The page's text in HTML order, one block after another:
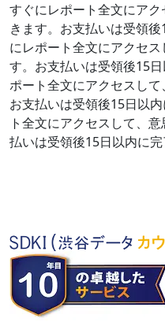
すぐにレポート全文にア
きます。お支払いは受領後
にレポート全文にアクセ
す。お支払いは受領後15日
ポート全文にアクセスして
お支払いは受領後15日以内
ト全文にアクセスして、
払いは受領後15日以内に完